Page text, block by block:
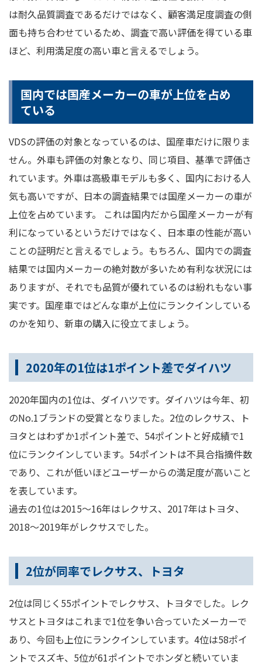
は耐久品質調査であるだけではなく、顧客満足度調査の側
面も持ち合わせているため、調査で高い評価を得ている車
ほど、利用満足度の高い車と言えるでしょう。
国内では国産メーカーの車が上位を占め
ている
VDSの評価の対象となっているのは、国産車だけに限りま
せん。外車も評価の対象となり、同じ項目、基準で評価さ
れています。外車は高級車モデルも多く、国内における人
気も高いですが、日本の調査結果では国産メーカーの車が
上位を占めています。 これは国内だから国産メーカーが有
利になっているというだけではなく、日本車の性能が高い
ことの証明だと言えるでしょう。もちろん、国内での調査
結果では国内メーカーの絶対数が多いため有利な状況には
ありますが、それでも品質が優れているのは紛れもない事
実です。国産車ではどんな車が上位にランクインしている
のかを知り、新車の購入に役立てましょう。
2020年の1位は1ポイント差でダイハツ
2020年国内の1位は、ダイハツです。ダイハツは今年、初
のNo.1ブランドの受賞となりました。2位のレクサス、ト
ヨタとはわずか1ポイント差で、54ポイントと好成績で1
位にランクインしています。54ポイントは不具合指摘件数
であり、これが低いほどユーザーからの満足度が高いこと
を表しています。
過去の1位は2015～16年はレクサス、2017年はトヨタ、
2018～2019年がレクサスでした。
2位が同率でレクサス、トヨタ
2位は同じく55ポイントでレクサス、トヨタでした。レク
サスとトヨタはこれまで1位を争い合っていたメーカーで
あり、今回も上位にランクインしています。4位は58ポイ
ントでスズキ、5位が61ポイントでホンダと続いていま